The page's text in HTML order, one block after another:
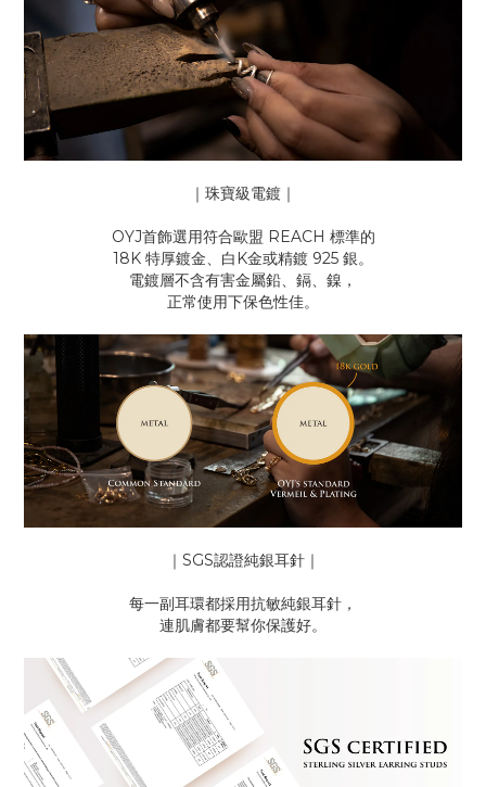
｜珠寶級電鍍｜
OYJ首飾選用符合歐盟 REACH 標準的
18K 特厚鍍金、白K金或精鍍 925 銀。
電鍍層不含有害金屬鉛、鎘、鎳，
正常使用下保色性佳。
｜SGS認證純銀耳針｜
每一副耳環都採用抗敏純銀耳針，
連肌膚都要幫你保護好。